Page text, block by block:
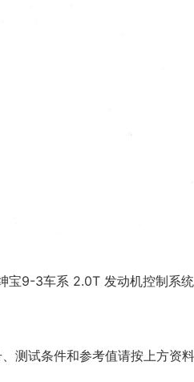
宝9-3车系 2.0T 发动机控制系
测试条件和参考值请按上方资料